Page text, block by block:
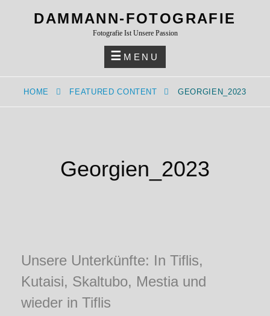
DAMMANN-FOTOGRAFIE
Fotografie Ist Unsere Passion
MENU
HOME FEATURED CONTENT GEORGIEN_2023
Georgien_2023
Unsere Unterkünfte: In Tiflis,
Kutaisi, Skaltubo, Mestia und
wieder in Tiflis